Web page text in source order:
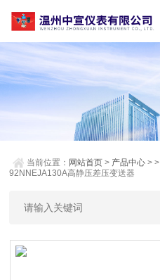
当前位置： 网站首页 > 产品中心 > >
92NNEJA130A高静压差压变送器